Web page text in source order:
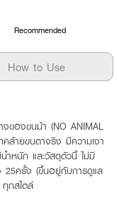
Recommended
How to Use
ของขนม้า (NO ANIMAL
คล้ายขนตาจริง มีความเงา
ำหนัก และวัสดุตัวนี้ ไม่มี
25ครั้ง (ขึ้นอยู่กับการดูแล
ทุกสไตล์